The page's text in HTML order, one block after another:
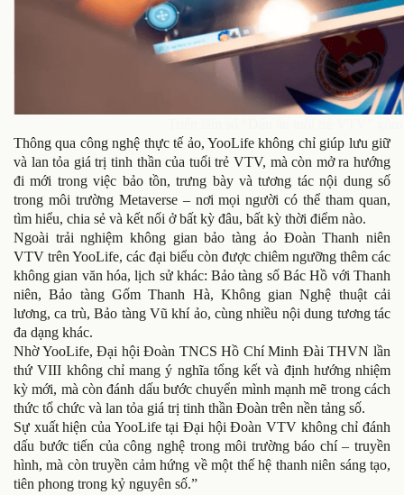
Thông qua công nghệ thực tế ảo, YooLife không chỉ giúp lưu giữ
và lan tỏa giá trị tinh thần của tuổi trẻ VTV, mà còn mở ra hướng
đi mới trong việc bảo tồn, trưng bày và tương tác nội dung số
trong môi trường Metaverse – nơi mọi người có thể tham quan,
tìm hiểu, chia sẻ và kết nối ở bất kỳ đâu, bất kỳ thời điểm nào.
Ngoài trải nghiệm không gian bảo tàng ảo Đoàn Thanh niên
VTV trên YooLife, các đại biểu còn được chiêm ngưỡng thêm các
không gian văn hóa, lịch sử khác: Bảo tàng số Bác Hồ với Thanh
niên, Bảo tàng Gốm Thanh Hà, Không gian Nghệ thuật cải
lương, ca trù, Bảo tàng Vũ khí ảo, cùng nhiều nội dung tương tác
đa dạng khác.
Nhờ YooLife, Đại hội Đoàn TNCS Hồ Chí Minh Đài THVN lần
thứ VIII không chỉ mang ý nghĩa tổng kết và định hướng nhiệm
kỳ mới, mà còn đánh dấu bước chuyển mình mạnh mẽ trong cách
thức tổ chức và lan tỏa giá trị tinh thần Đoàn trên nền tảng số.
Sự xuất hiện của YooLife tại Đại hội Đoàn VTV không chỉ đánh
dấu bước tiến của công nghệ trong môi trường báo chí – truyền
hình, mà còn truyền cảm hứng về một thế hệ thanh niên sáng tạo,
tiên phong trong kỷ nguyên số.”